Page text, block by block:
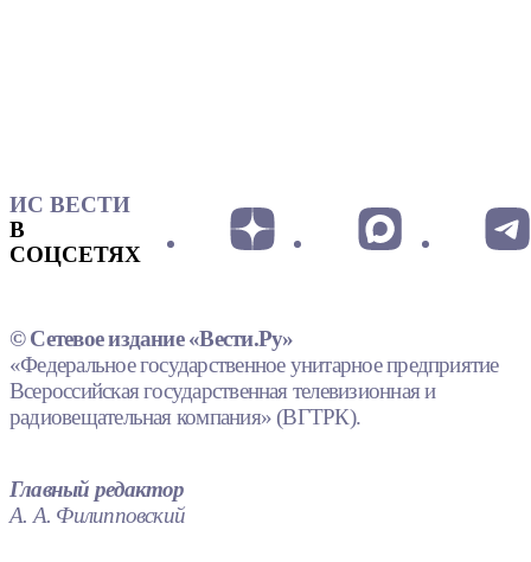
ИС ВЕСТИ
В
СОЦСЕТЯХ
© Сетевое издание «Вести.Ру»
«Федеральное государственное унитарное предприятие
Всероссийская государственная телевизионная и
радиовещательная компания» (ВГТРК).
Главный редактор
А. А. Филипповский